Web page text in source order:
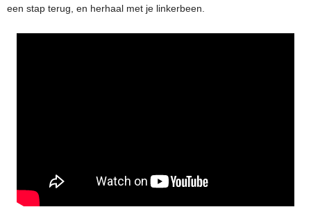
een stap terug, en herhaal met je linkerbeen.